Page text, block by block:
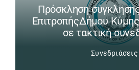
Πρόσκληση
ΕπιτροπήςΔήμου
σε τακτική
Συνεδριάσεις